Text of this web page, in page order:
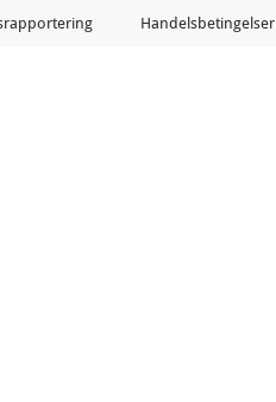
Handelsbetingelser